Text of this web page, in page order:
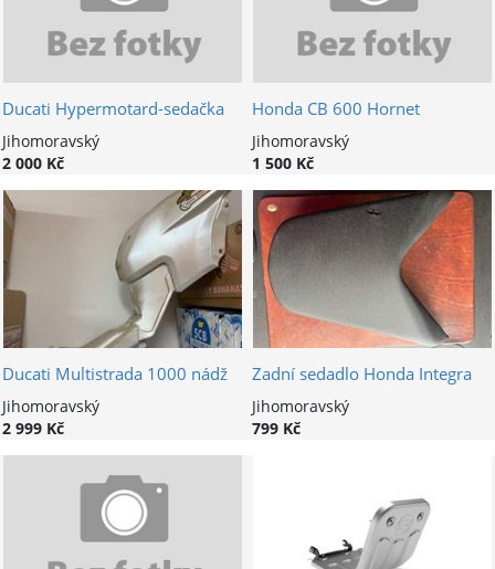
Ducati Hypermotard-sedačka
Jihomoravský
2 000 Kč
Honda CB 600 Hornet
Jihomoravský
1 500 Kč
Ducati Multistrada 1000 nádž
Jihomoravský
2 999 Kč
Zadní sedadlo Honda Integra
Jihomoravský
799 Kč